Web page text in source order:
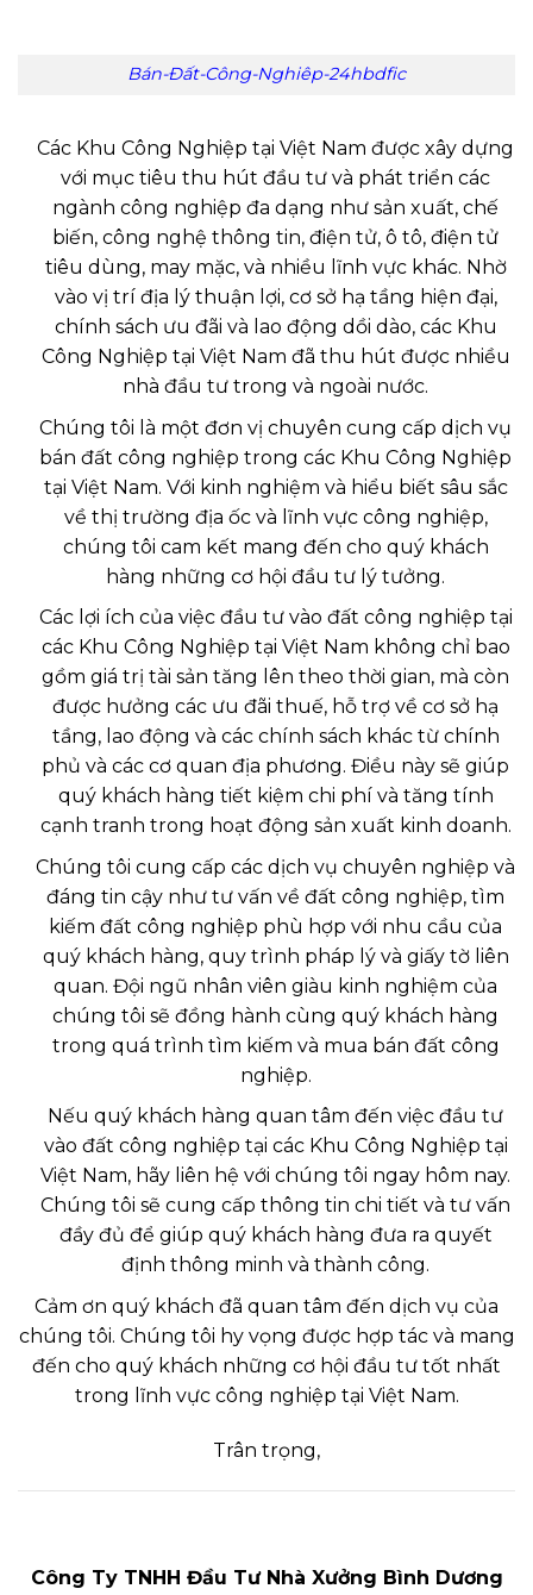
Bán-Đất-Công-Nghiêp-24hbdfic
Các Khu Công Nghiệp tại Việt Nam được xây dựng
với mục tiêu thu hút đầu tư và phát triển các
ngành công nghiệp đa dạng như sản xuất, chế
biến, công nghệ thông tin, điện tử, ô tô, điện tử
tiêu dùng, may mặc, và nhiều lĩnh vực khác. Nhờ
vào vị trí địa lý thuận lợi, cơ sở hạ tầng hiện đại,
chính sách ưu đãi và lao động dồi dào, các Khu
Công Nghiệp tại Việt Nam đã thu hút được nhiều
nhà đầu tư trong và ngoài nước.
Chúng tôi là một đơn vị chuyên cung cấp dịch vụ
bán đất công nghiệp trong các Khu Công Nghiệp
tại Việt Nam. Với kinh nghiệm và hiểu biết sâu sắc
về thị trường địa ốc và lĩnh vực công nghiệp,
chúng tôi cam kết mang đến cho quý khách
hàng những cơ hội đầu tư lý tưởng.
Các lợi ích của việc đầu tư vào đất công nghiệp tại
các Khu Công Nghiệp tại Việt Nam không chỉ bao
gồm giá trị tài sản tăng lên theo thời gian, mà còn
được hưởng các ưu đãi thuế, hỗ trợ về cơ sở hạ
tầng, lao động và các chính sách khác từ chính
phủ và các cơ quan địa phương. Điều này sẽ giúp
quý khách hàng tiết kiệm chi phí và tăng tính
cạnh tranh trong hoạt động sản xuất kinh doanh.
Chúng tôi cung cấp các dịch vụ chuyên nghiệp và
đáng tin cậy như tư vấn về đất công nghiệp, tìm
kiếm đất công nghiệp phù hợp với nhu cầu của
quý khách hàng, quy trình pháp lý và giấy tờ liên
quan. Đội ngũ nhân viên giàu kinh nghiệm của
chúng tôi sẽ đồng hành cùng quý khách hàng
trong quá trình tìm kiếm và mua bán đất công
nghiệp.
Nếu quý khách hàng quan tâm đến việc đầu tư
vào đất công nghiệp tại các Khu Công Nghiệp tại
Việt Nam, hãy liên hệ với chúng tôi ngay hôm nay.
Chúng tôi sẽ cung cấp thông tin chi tiết và tư vấn
đầy đủ để giúp quý khách hàng đưa ra quyết
định thông minh và thành công.
Cảm ơn quý khách đã quan tâm đến dịch vụ của
chúng tôi. Chúng tôi hy vọng được hợp tác và mang
đến cho quý khách những cơ hội đầu tư tốt nhất
trong lĩnh vực công nghiệp tại Việt Nam.
Trân trọng,
Công Ty TNHH Đầu Tư Nhà Xưởng Bình Dương